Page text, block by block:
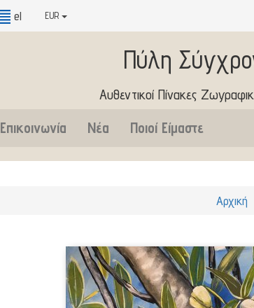
el EUR
Πύλη
Αυθεντικοί Πίνακες
Επικοινωνία Νέα Ποιοί Είμαστε
Αρχική